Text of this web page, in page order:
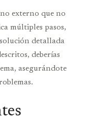
externo que no
múltiples pasos,
detallada
deberías
asegurándote